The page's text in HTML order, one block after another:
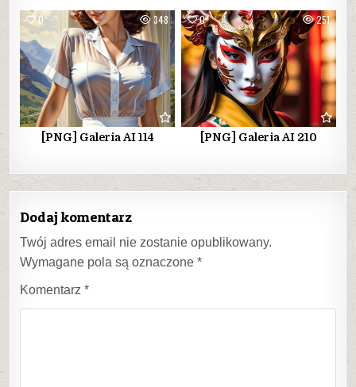
0 348
[PNG] Galeria AI 114
0 251
[PNG] Galeria AI 210
Dodaj komentarz
Twój adres email nie zostanie opublikowany.
Wymagane pola są oznaczone*
Komentarz*